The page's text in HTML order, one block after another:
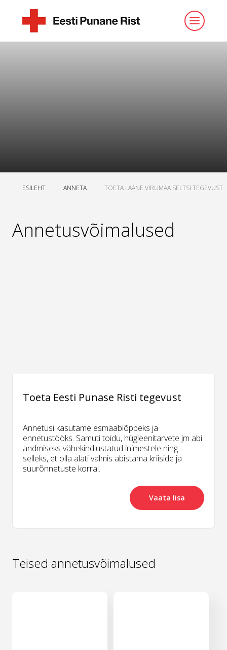
ESILEHT ANNETA TOETA LAANE VIRUMAA SELTSI TEGEVUST
Annetusvõimalused
Toeta Eesti Punase Risti tegevust
Annetusi kasutame esmaabiõppeks ja
ennetustööks. Samuti toidu, hügieenitarvete jm abi
andmiseks vähekindlustatud inimestele ning
selleks, et olla alati valmis abistama kriiside ja
suurõnnetuste korral.
Vaata lisa
Teised annetusvõimalused